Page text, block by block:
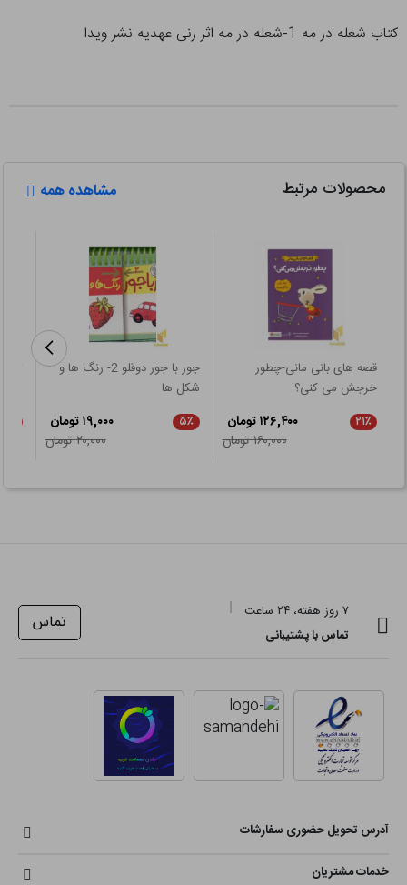
کتاب شعله در مه 1-شعله در مه اثر رنی عهدیه نشر ویدا
محصولات مرتبط مشاهده همه
قصه های بانی مانی-چطور
خرجش می کنی؟
۲۱٪
۱۲۶,۴۰۰ تومان
۱۶۰,۰۰۰ تومان
جور با جور دوقلو 2- رنگ ها و
شکل ها
۵٪
۱۹,۰۰۰ تومان
۲۰,۰۰۰ تومان
۷ روز هفته، ۲۴ ساعت
تماس با پشتیبانی
تماس
آدرس تحویل حضوری سفارشات
خدمات مشتریان